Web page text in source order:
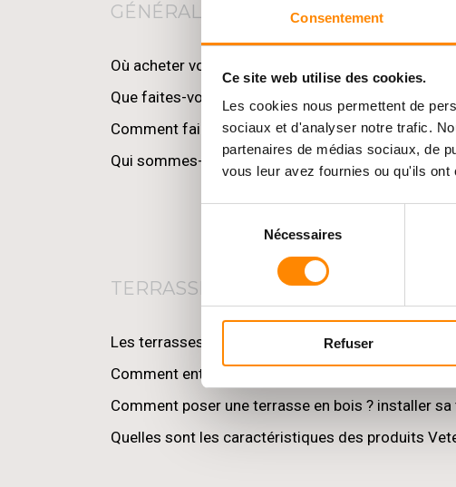
Consentement
Ce site web utilise des cookies.
Les cookies nous permettent de
sociaux et d'analyser notre trafic.
partenaires de médias sociaux, de
vous leur avez fournies ou qu'ils
consentement
Nécessaires
Refuser
GÉNÉRAL
Où acheter vos produits?
Que faites-vous en matière d’écologie ?
Comment faire livrer sa terrasse ? Comment
Qui sommes-nous ? D’où provient Vetedy ?
TERRASSES
Les terrasses en bois sont-elles durables ?
Comment entretenir ma terrasse en bois ?
Comment poser une terrasse en bois ? installer
Quelles sont les caractéristiques des produits